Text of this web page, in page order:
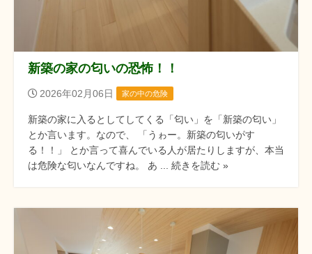
新築の家の匂いの恐怖！！
2026年02月06日 家の中の危険
新築の家に入るとしてしてくる「匂い」を「新築の匂い」
とか言います。なので、 「うゎー。新築の匂いがす
る！！」 とか言って喜んでいる人が居たりしますが、本当
は危険な匂いなんですね。 あ ... 続きを読む »